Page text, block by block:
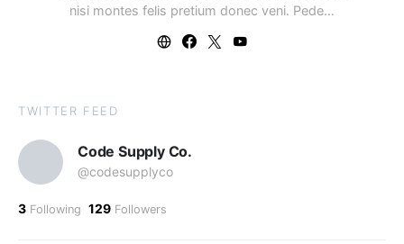
nisi montes felis pretium donec veni. Pede…
TWITTER FEED
Code Supply Co.
@codesupplyco
3 Following 129 Followers